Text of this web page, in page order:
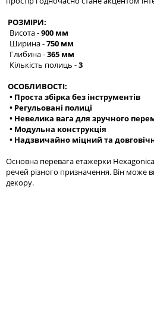
РОЗМІРИ:
Висота -900 мм
Ширина -750 мм
Глибина -365 мм
Кількість полиць -3
ОСОБЛИВОСТІ:
• Проста збірка без інструментів
• Регульовані полиці
• Невелика вага для зручного
• Модульна конструкція
• Надзвичайно міцний та
Основна перевага етажерки
речей різного призначення. Він може
декору.